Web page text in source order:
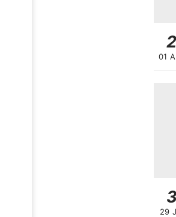
2
01
3
29